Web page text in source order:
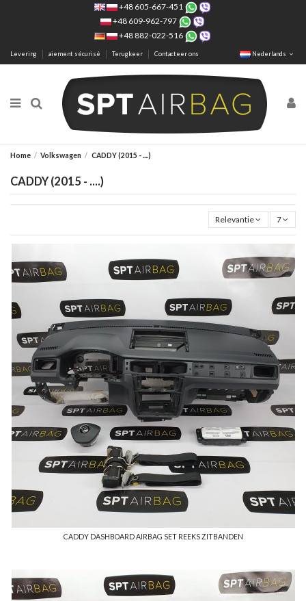
+48 605-667-451
+48 609-962-797
+48 882-022-516
Levering aiement sécurisé Terugkeer Contacteer ons Nederlands
Home Volkswagen CADDY (2015 - ....)
CADDY (2015 - ....)
Relevantie 7
CADDY DASHBOARD AIRBAG SET REEKS ZITBANDEN